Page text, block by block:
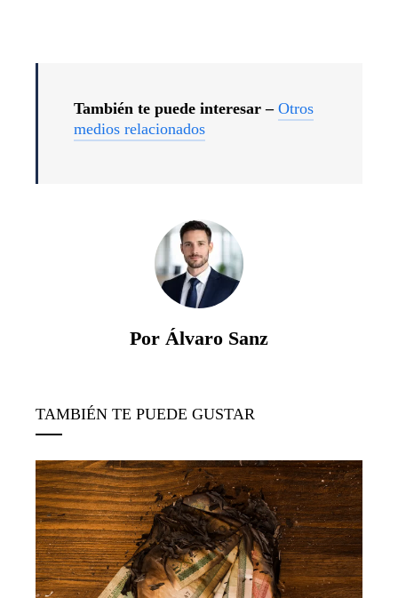
También te puede interesar – Otros
medios relacionados
Por Álvaro Sanz
TAMBIÉN TE PUEDE GUSTAR